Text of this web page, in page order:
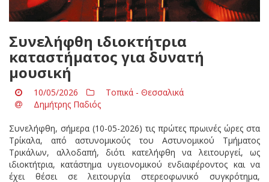
Συνελήφθη ιδιοκτήτρια
καταστήματος για δυνατή
μουσική
10/05/2026
Τοπικά - Θεσσαλικά
Δημήτρης Παδιός
Συνελήφθη, σήμερα (10-05-2026) τις πρώτες πρωινές ώρες στα
Τρίκαλα, από αστυνομικούς του Αστυνομικού Τμήματος
Τρικάλων, αλλοδαπή, διότι κατελήφθη να λειτουργεί, ως
ιδιοκτήτρια, κατάστημα υγειονομικού ενδιαφέροντος και να
έχει θέσει σε λειτουργία στερεοφωνικό συγκρότημα,